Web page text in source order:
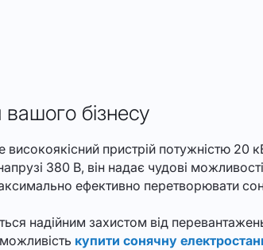
вашого бізнесу
пристрій потужністю 20
380 В, він надає чудові
ефективно перетворювати
надійним захистом від
купити сонячну